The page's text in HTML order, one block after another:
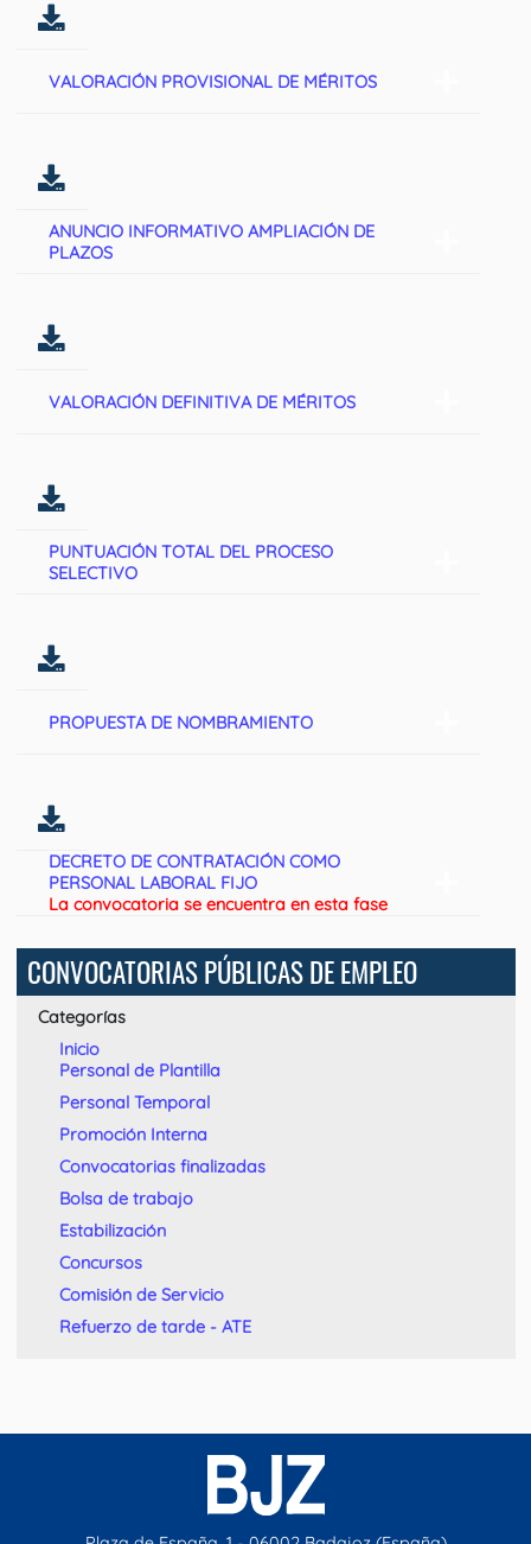
VALORACIÓN PROVISIONAL DE MÉRITOS
ANUNCIO INFORMATIVO AMPLIACIÓN DE
PLAZOS
VALORACIÓN DEFINITIVA DE MÉRITOS
PUNTUACIÓN TOTAL DEL PROCESO
SELECTIVO
PROPUESTA DE NOMBRAMIENTO
DECRETO DE CONTRATACIÓN COMO
PERSONAL LABORAL FIJO
La convocatoria se encuentra en esta fase
CONVOCATORIAS PÚBLICAS DE EMPLEO
Categorías
Inicio
Personal de Plantilla
Personal Temporal
Promoción Interna
Convocatorias finalizadas
Bolsa de trabajo
Estabilización
Concursos
Comisión de Servicio
Refuerzo de tarde - ATE